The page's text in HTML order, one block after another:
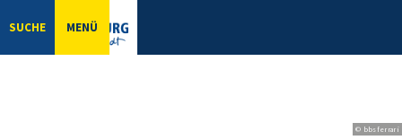
SUCHE MENÜ
© bbsferrari